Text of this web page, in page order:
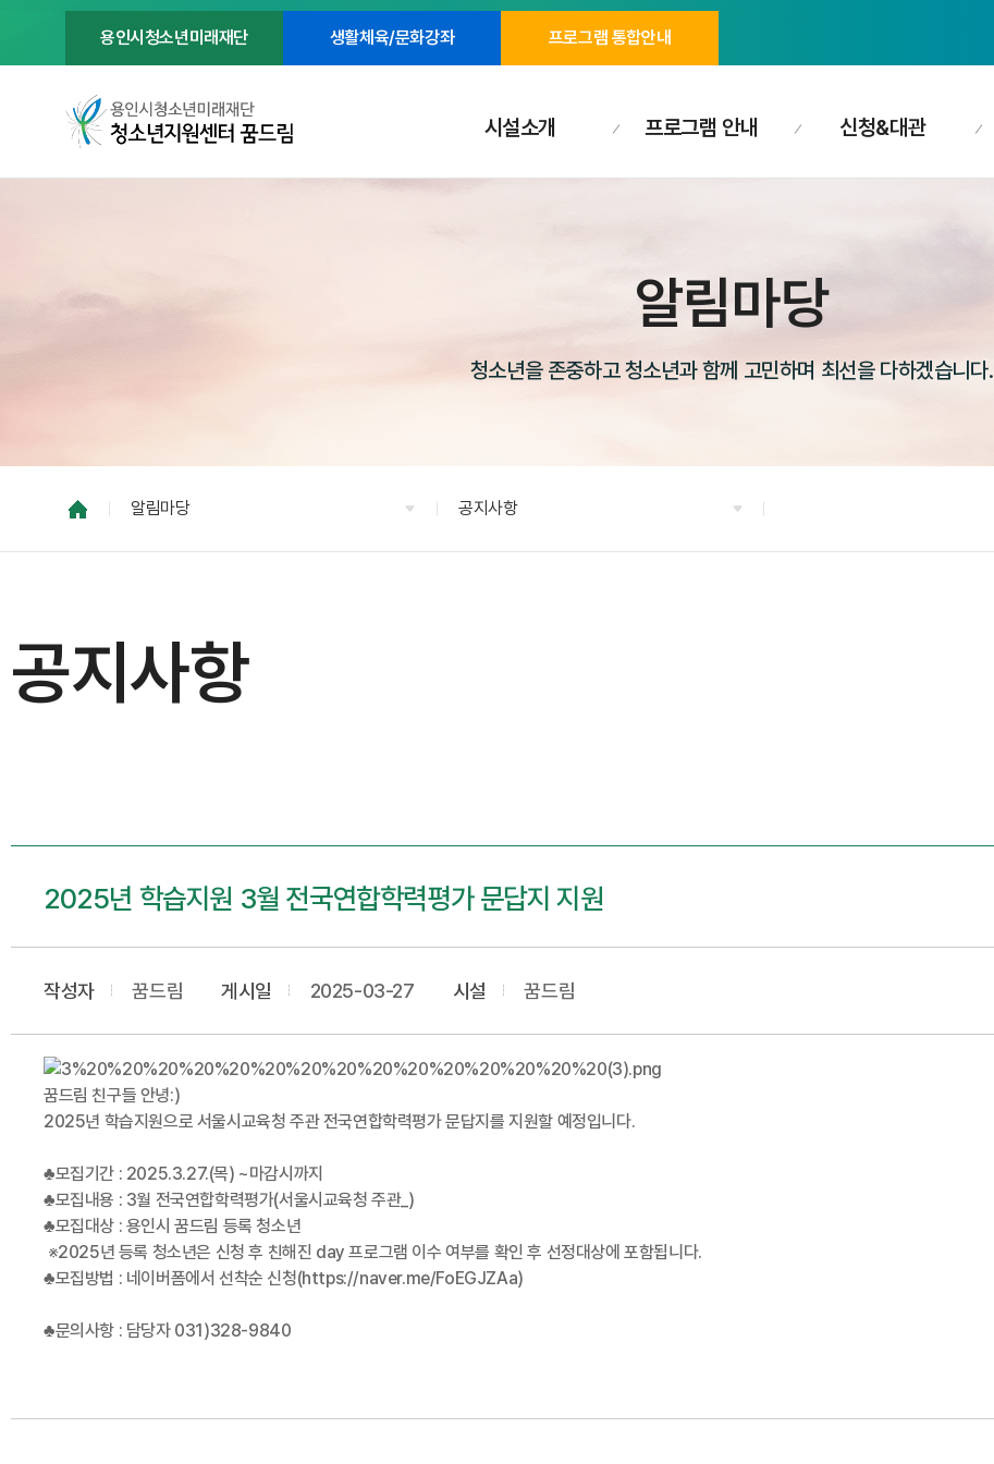
용인시청소년미래재단 생활체육/문화강좌 프로그램 통합안내
시설소개 프로그램 안내 신청&대관
알림마당
청소년을 존중하고 청소년과 함께 고민하며 최선을 다하겠습니다.
알림마당 공지사항
공지사항
2025년 학습지원 3월 전국연합학력평가 문답지 지원
작성자 꿈드림 게시일 2025-03-27 시설 꿈드림
꿈드림 친구들 안녕:)
2025년 학습지원으로 서울시교육청 주관 전국연합학력평가 문답지를 지원할 예정입니다.
♣모집기간 : 2025.3.27.(목) ~마감시까지
♣모집내용 : 3월 전국연합학력평가(서울시교육청 주관_)
♣모집대상 : 용인시 꿈드림 등록 청소년
※2025년 등록 청소년은 신청 후 친해진 day 프로그램 이수 여부를 확인 후 선정대상에 포함됩니다.
♣모집방법 : 네이버폼에서 선착순 신청(https://naver.me/FoEGJZAa)
♣문의사항 : 담당자 031)328-9840